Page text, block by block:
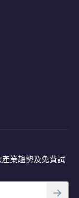
業趨勢及免費試